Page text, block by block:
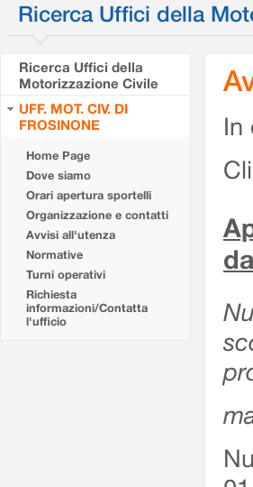
Ricerca Uffici della
Ricerca Uffici della
Motorizzazione Civile
UFF. MOT. CIV. DI
FROSINONE
Home Page
Dove siamo
Orari apertura sportelli
Organizzazione e contatti
Avvisi all'utenza
Normative
Turni operativi
Richiesta
informazioni/Contatta
l'ufficio
In